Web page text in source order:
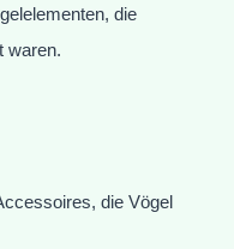
die
waren.
die Vögel